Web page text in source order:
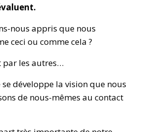
nous appris que nous
ceci ou comme cela ?
par les autres…
se développe la vision que nous
de nous-mêmes au contact